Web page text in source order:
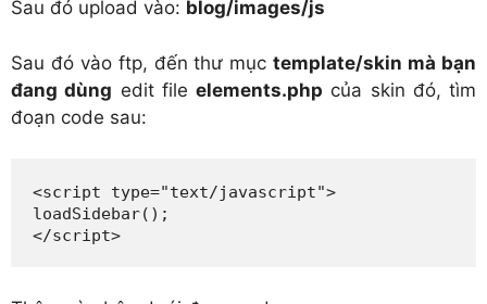
Sau đó upload vào: blog/images/js
Sau đó vào ftp, đến thư mụctemplate/skin mà bạn
đang dùng edit file elements.php của skin đó, tìm
đoạn code sau:
<script type="text/javascript">
loadSidebar();
</script>